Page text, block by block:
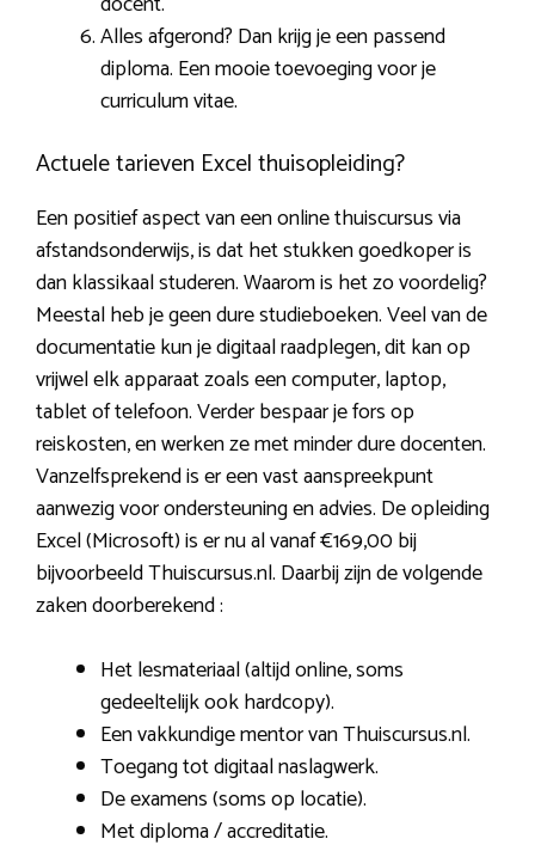
Alles afgerond? Dan krijg je een passend
diploma. Een mooie toevoeging voor je
curriculum vitae.
Actuele tarieven Excel thuisopleiding?
Een positief aspect van een online thuiscursus via
afstandsonderwijs, is dat het stukken goedkoper is
dan klassikaal studeren. Waarom is het zo voordelig?
Meestal heb je geen dure studieboeken. Veel van de
documentatie kun je digitaal raadplegen, dit kan op
vrijwel elk apparaat zoals een computer, laptop,
tablet of telefoon. Verder bespaar je fors op
reiskosten, en werken ze met minder dure docenten.
Vanzelfsprekend is er een vast aanspreekpunt
aanwezig voor ondersteuning en advies. De opleiding
Excel (Microsoft) is er nu al vanaf €169,00 bij
bijvoorbeeld Thuiscursus.nl. Daarbij zijn de volgende
zaken doorberekend :
Het lesmateriaal (altijd online, soms
gedeeltelijk ook hardcopy).
Een vakkundige mentor van Thuiscursus.nl.
Toegang tot digitaal naslagwerk.
De examens (soms op locatie).
Met diploma / accreditatie.